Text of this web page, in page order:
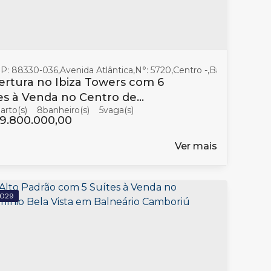
,Santa Catarina,Brasil
no Ibiza Towers com 6
à Venda no Centro de
Camboriú
88330-036,Avenida Atlântica,N°: 5720,Centro ,Balneário
8banheiro(s) 5
Ver mais